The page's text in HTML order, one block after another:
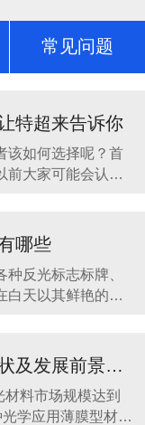
常见问题
特超来告诉你
该如何选择呢？首
前大家可能会认为
保证反光布的质
安全性。 其次要
的。反光布应用
哪些
反光标志标牌、
白天以其鲜艳的色
警觉，从而避免
低经济损失，成
卫士，有着明显的
反光材料行业市场现状及发展前景分析
料市场规模达到
学应用薄膜型材